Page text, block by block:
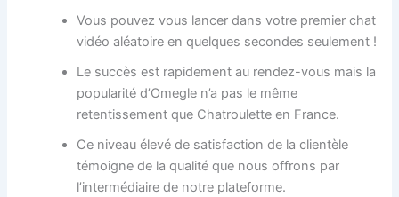
Vous pouvez vous lancer dans votre premier chat
vidéo aléatoire en quelques secondes seulement !
Le succès est rapidement au rendez-vous mais la
popularité d’Omegle n’a pas le même
retentissement que Chatroulette en France.
Ce niveau élevé de satisfaction de la clientèle
témoigne de la qualité que nous offrons par
l’intermédiaire de notre plateforme.